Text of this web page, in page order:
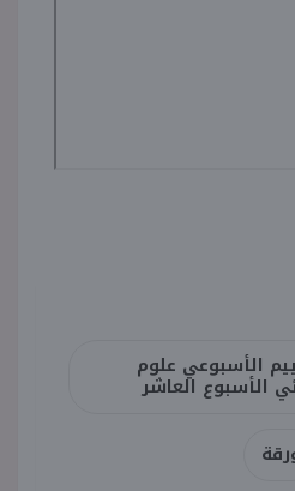
الأسبوعي علوم
الأسبوع العاشر